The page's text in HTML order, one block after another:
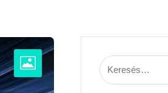
Keresés: